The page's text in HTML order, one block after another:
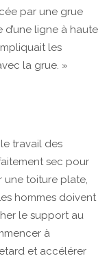
par une grue
d’une ligne à haute
les
la grue. »
travail des
sec pour
une toiture plate,
hommes doivent
le support au
à
et accélérer